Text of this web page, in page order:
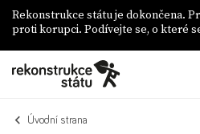
Rekonstrukce státu je dokončena.
proti korupci. Podívejte se, o které
Úvodní strana